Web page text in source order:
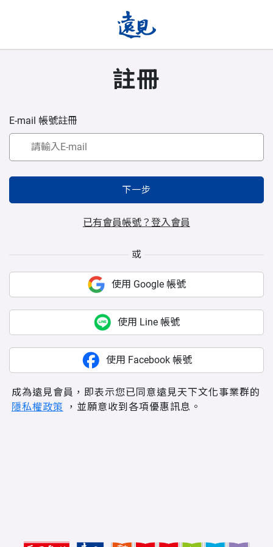
註冊
E-mail 帳號註冊
下一步
已有會員帳號？登入會員
或
使用 Google 帳號
使用 Line 帳號
使用 Facebook 帳號
成為遠見會員，即表示您已同意遠見天下文化事業群的
隱私權政策 ，並願意收到各項優惠訊息。